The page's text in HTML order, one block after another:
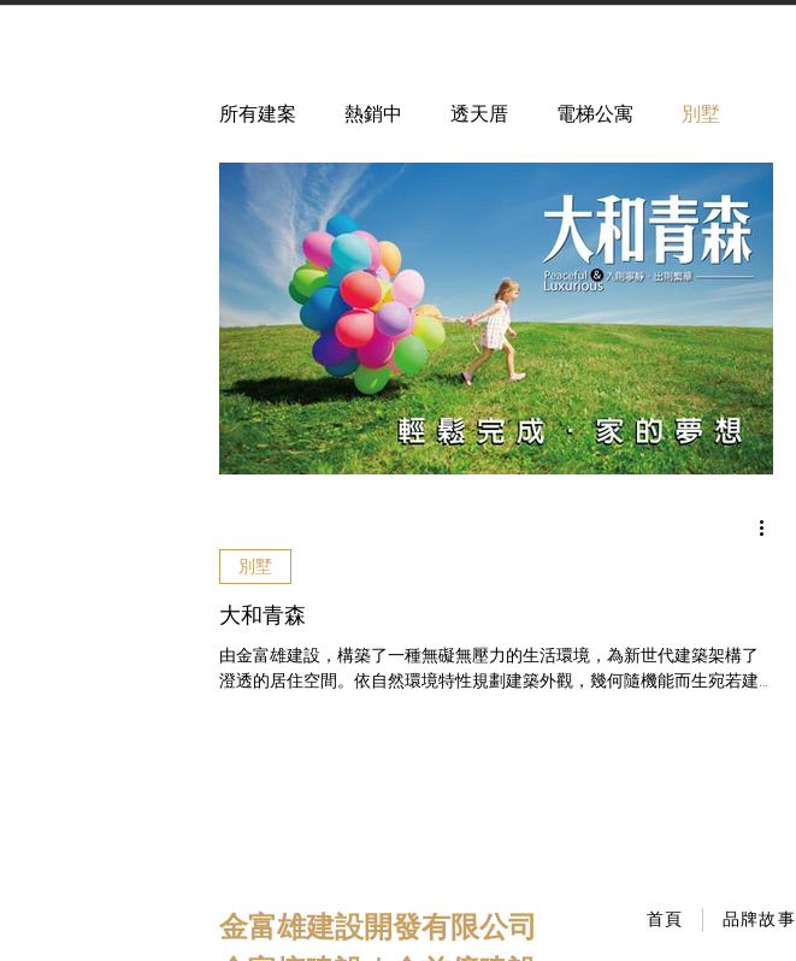
所有建案 熱銷中 透天厝 電梯公寓 別墅
大和青森
由金富雄建設，構築了一種無礙無壓力的生活環境，為新世代建築架構了
澄透的居住空間。依自然環境特性規劃建築外觀，幾何隨機能而生宛若建
別墅
金富雄建設開發有限公司
首頁 品牌故事